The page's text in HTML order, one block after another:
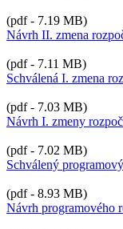
(pdf - 7.19 MB)
Návrh II. zmena
(pdf - 7.11 MB)
Schválená I. zmena
(pdf - 7.03 MB)
Návrh I. zmeny
(pdf - 7.02 MB)
Schválený
(pdf - 8.93 MB)
Návrh programového